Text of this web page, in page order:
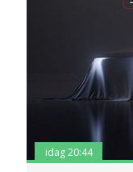
idag 20:44